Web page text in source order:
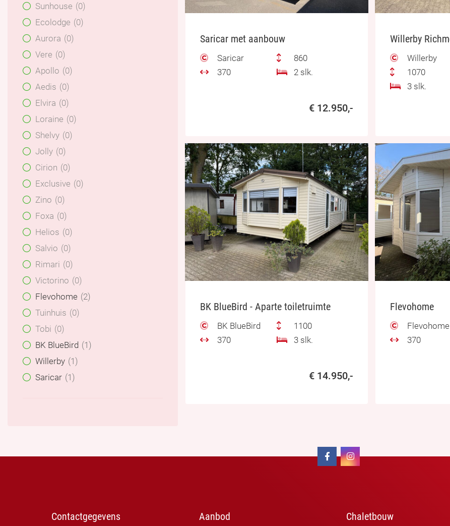
Sunhouse
0
Ecolodge
0
Aurora
0
Vere
0
Apollo
0
Aedis
0
Elvira
0
Loraine
0
Shelvy 0
Jolly 0
Cirion
0
Exclusive
0
Zino
0
Foxa
0
Helios
0
Salvio
0
Rimari
0
Victorino
0
Flevohome 2
Tuinhuis
0
Tobi
0
BK BlueBird 1
Willerby 1
Saricar 1
Saricar met aanbouw
Saricar
860
370
2 slk.
€ 12.950,-
Willerby
1070
3 slk.
BK BlueBird - Aparte toiletruimte
BK BlueBird
1100
370
3 slk.
€ 14.950,-
Flevohome
Flevohome
370
Contactgegevens Aanbod Chaletbouw